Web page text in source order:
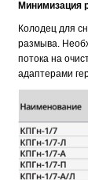
Минимизация
Колодец для
размыва.
потока на
адаптерами